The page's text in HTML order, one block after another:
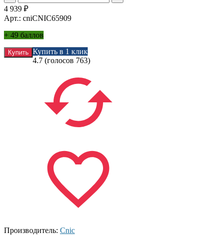
4 939 ₽
Арт.: cniCNIC65909
+ 49 баллов
Купить в 1 клик
4.7 (голосов 763)
Производитель: Cnic